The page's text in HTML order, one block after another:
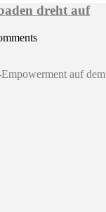
dreht auf
auf